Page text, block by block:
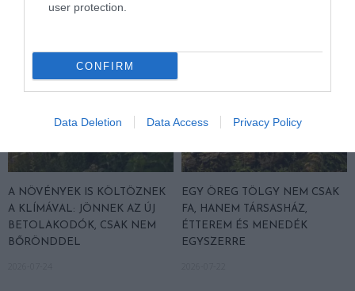
user protection.
CONFIRM
Data Deletion Data Access Privacy Policy
A NÖVÉNYEK IS KÖLTÖZNEK
A KLÍMÁVAL: JÖNNEK AZ ÚJ
BETOLAKODÓK, CSAK NEM
BŐRÖNDDEL
EGY ÖREG TÖLGY NEM CSAK
FA, HANEM TÁRSASHÁZ,
ÉTTEREM ÉS MENEDÉK
EGYSZERRE